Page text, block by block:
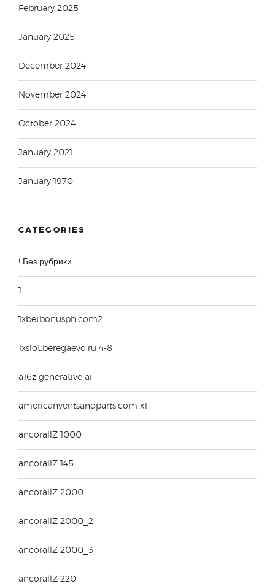
February 2025
January 2025
December 2024
November 2024
October 2024
January 2021
January 1970
CATEGORIES
! Без рубрики
1
1xbetbonusph.com2
1xslot.beregaevo.ru 4-8
a16z generative ai
americanventsandparts.com x1
ancorallZ 1000
ancorallZ 145
ancorallZ 2000
ancorallZ 2000_2
ancorallZ 2000_3
ancorallZ 220